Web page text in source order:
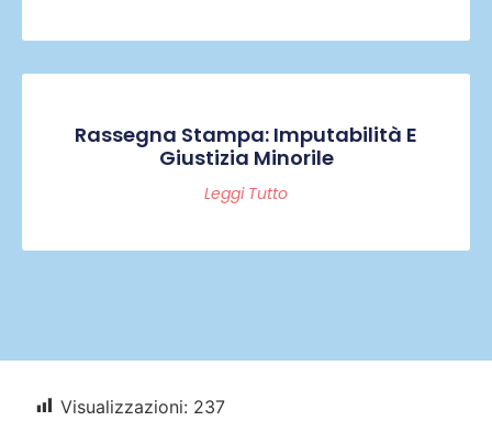
Rassegna Stampa: Imputabilità E
Giustizia Minorile
Leggi Tutto
Visualizzazioni: 237